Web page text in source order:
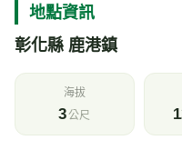
地點資訊
彰化縣 鹿港鎮
海拔
3公尺